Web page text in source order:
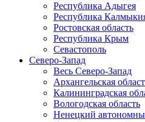
Республика Адыгея
Республика
Ростовская область
Республика Крым
Севастополь
Северо-Запад
Весь Северо-Запад
Архангельская
Калининградская
Вологодская область
Ненецкий